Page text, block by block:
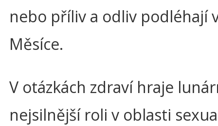
nebo příliv a odliv podléhají
Měsíce.
V otázkách zdraví hraje
nejsilnější roli v oblasti